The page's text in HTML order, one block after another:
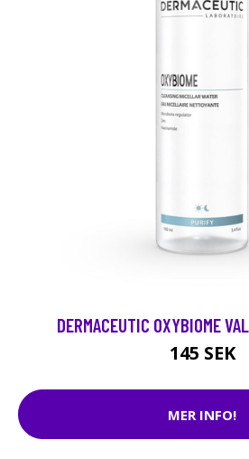
DERMACEUTIC OXYBIOME
145 SEK
MER INFO!